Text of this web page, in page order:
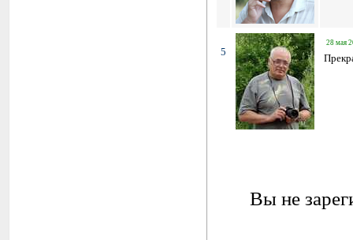
5
28 мая
Вы не